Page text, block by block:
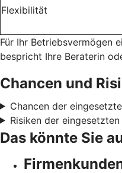
Flexibilität
Für Ihr Betriebsvermögen
bespricht Ihre Beraterin
Chancen und
Chancen der
Risiken der eingesetzten
Das könnte Sie